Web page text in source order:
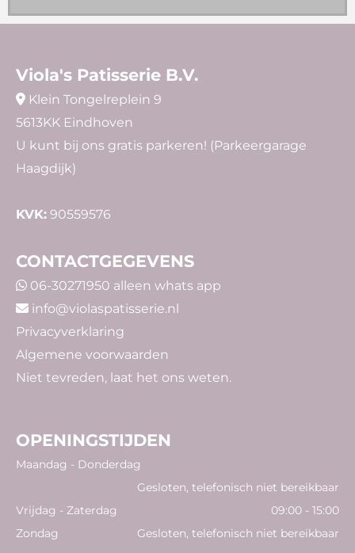
Viola's Patisserie B.V.
 Klein Tongelreplein 9
5613KK Eindhoven
U kunt bij ons gratis parkeren! (Parkeergarage
Haagdijk)
KVK: 90559576
CONTACTGEGEVENS
 06-30271950 alleen whats app
 info@violaspatisserie.nl
Privacyverklaring
Algemene voorwaarden
Niet tevreden, laat het ons weten.
OPENINGSTIJDEN
Maandag - Donderdag
Gesloten, telefonisch niet bereikbaar
Vrijdag - Zaterdag
09:00 - 15:00
Zondag
Gesloten, telefonisch niet bereikbaar